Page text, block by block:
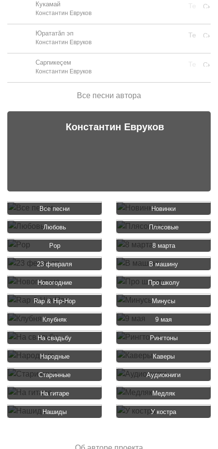
Кукамай
Константин Евруков
Юрататӑп эп
Константин Евруков
Сарпикеçем
Константин Евруков
Все песни автора
Константин Евруков
Все песни Новинки
Любовь Плясовые
Pop 8 марта
23 февраля В машину
Новогодние Про школу
Rap & Hip-Hop Минусы
Клубняк 9 мая
На свадьбу Рингтоны
Народные Каверы
Старинные Аудиокниги
На гитаре Медляк
Нашиды У костра